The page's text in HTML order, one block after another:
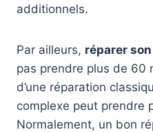
additionnels.
Par ailleurs, réparer
pas prendre plus de 60
d’une réparation
complexe peut prendre
Normalement, un bon